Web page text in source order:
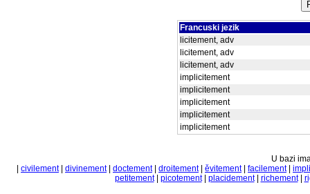
Francuski jezik
licitement, adv
licitement, adv
licitement, adv
implicitement
implicitement
implicitement
implicitement
implicitement
U bazi
civilement| divinement| doctement| droitement| ěvitement| facilement|
petitement| picotement| placidement| richement|